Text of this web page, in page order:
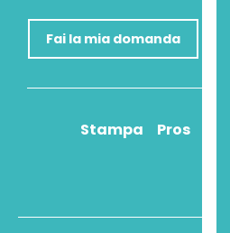
Fai la mia domanda
Stampa Pros